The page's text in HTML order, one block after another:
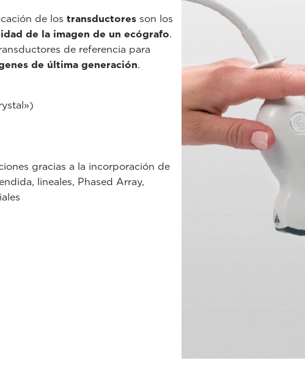
de los transductores son los
de la imagen de un ecógrafo.
de referencia para
de última generación.
gracias a la incorporación de
lineales, Phased Array,